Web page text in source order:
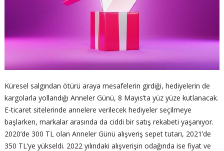
Küresel salgından ötürü araya mesafelerin girdiği, hediyelerin de
kargolarla yollandığı Anneler Günü, 8 Mayıs’ta yüz yüze kutlanacak.
E-ticaret sitelerinde annelere verilecek hediyeler seçilmeye
başlarken, markalar arasında da ciddi bir satış rekabeti yaşanıyor.
2020’de 300 TL olan Anneler Günü alışveriş sepet tutarı, 2021’de
350 TL’ye yükseldi. 2022 yılındaki alışverişin odağında ise fiyat ve